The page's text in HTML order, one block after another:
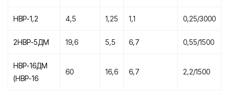
НВР-1,2 4,5 1,25 1,1 0,25/3000
2НВР-5ДМ 19,6 5,5 6,7 0,55/1500
НВР-16ДМ
(НВР-16
60 16,6 6,7 2,2/1500